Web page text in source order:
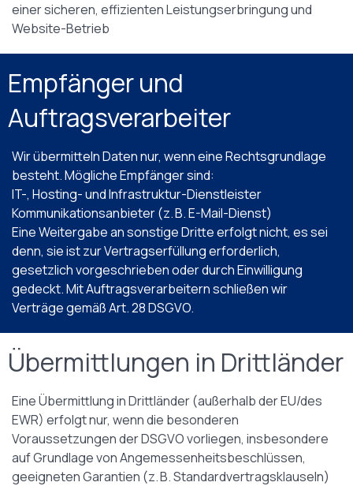
einer sicheren, effizienten Leistungserbringung und
Website-Betrieb
Empfänger und
Auftragsverarbeiter
Wir übermitteln Daten nur, wenn eine Rechtsgrundlage
besteht. Mögliche Empfänger sind:
IT-, Hosting- und Infrastruktur-Dienstleister
Kommunikationsanbieter (z. B. E-Mail-Dienst)
Eine Weitergabe an sonstige Dritte erfolgt nicht, es sei
denn, sie ist zur Vertragserfüllung erforderlich,
gesetzlich vorgeschrieben oder durch Einwilligung
gedeckt. Mit Auftragsverarbeitern schließen wir
Verträge gemäß Art. 28 DSGVO.
Übermittlungen in Drittländer
Eine Übermittlung in Drittländer (außerhalb der EU/des
EWR) erfolgt nur, wenn die besonderen
Voraussetzungen der DSGVO vorliegen, insbesondere
auf Grundlage von Angemessenheitsbeschlüssen,
geeigneten Garantien (z. B. Standardvertragsklauseln)